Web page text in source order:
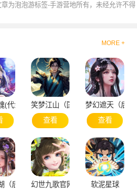
章为泡泡游标签-手游营地所有，未经允许不得
MORE +
(代金版）笑梦江山（国战）
查看
梦幻遮天（后台
查看
（后台版）幻世九歌官网版
软泥星球